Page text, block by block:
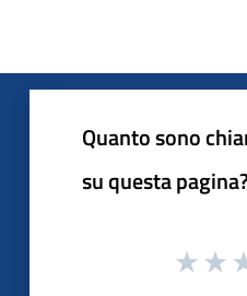
Quanto sono
su questa